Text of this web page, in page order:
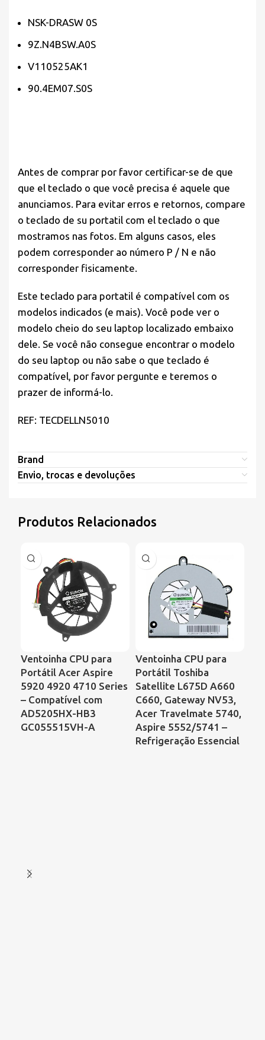
NSK-DRASW 0S
9Z.N4BSW.A0S
V110525AK1
90.4EM07.S0S
Antes de comprar por favor certificar-se de que
que el teclado o que você precisa é aquele que
anunciamos. Para evitar erros e retornos, compare
o teclado de su portatil com el teclado o que
mostramos nas fotos. Em alguns casos, eles
podem corresponder ao número P / N e não
corresponder fisicamente.
Este teclado para portatil é compatível com os
modelos indicados (e mais). Você pode ver o
modelo cheio do seu laptop localizado embaixo
dele. Se você não consegue encontrar o modelo
do seu laptop ou não sabe o que teclado é
compatível, por favor pergunte e teremos o
prazer de informá-lo.
REF: TECDELLN5010
Brand
Envio, trocas e devoluções
Produtos Relacionados
Ventoinha CPU para
Portátil Acer Aspire
5920 4920 4710 Series
– Compatível com
AD5205HX-HB3
GC055515VH-A
Ventoinha CPU para
Portátil Toshiba
Satellite L675D A660
C660, Gateway NV53,
Acer Travelmate 5740,
Aspire 5552/5741 –
Refrigeração Essencial